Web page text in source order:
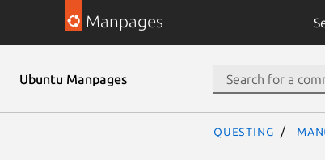
Manpages
Ubuntu Manpages
questing